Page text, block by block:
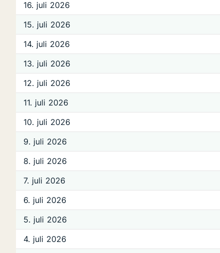
16. juli 2026
15. juli 2026
14. juli 2026
13. juli 2026
12. juli 2026
11. juli 2026
10. juli 2026
9. juli 2026
8. juli 2026
7. juli 2026
6. juli 2026
5. juli 2026
4. juli 2026